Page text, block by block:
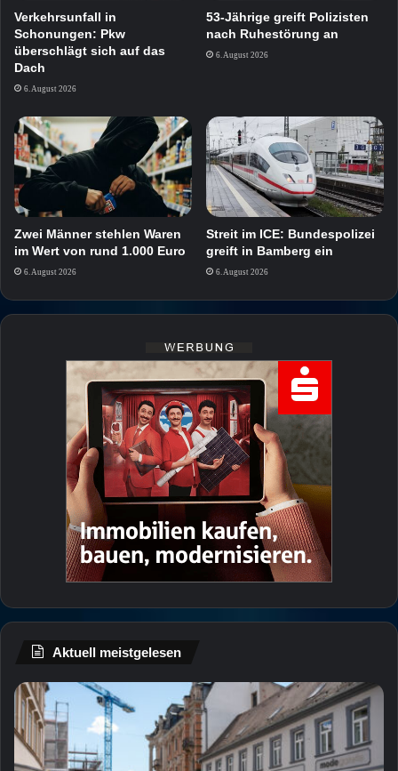
Verkehrsunfall in
Schonungen: Pkw
überschlägt sich auf das
Dach
6. August 2026
53-Jährige greift Polizisten
nach Ruhestörung an
6. August 2026
Zwei Männer stehlen Waren
im Wert von rund 1.000 Euro
6. August 2026
Streit im ICE: Bundespolizei
greift in Bamberg ein
6. August 2026
Aktuell meistgelesen